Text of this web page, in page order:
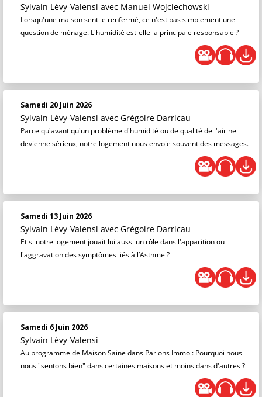
Sylvain Lévy-Valensi avec Manuel Wojciechowski
Lorsqu'une maison sent le renfermé, ce n'est pas simplement une
question de ménage. L'humidité est-elle la principale responsable ?
Samedi 20 Juin 2026
Sylvain Lévy-Valensi avec Grégoire Darricau
Parce qu'avant qu'un problème d'humidité ou de qualité de l'air ne
devienne sérieux, notre logement nous envoie souvent des messages.
Samedi 13 Juin 2026
Sylvain Lévy-Valensi avec Grégoire Darricau
Et si notre logement jouait lui aussi un rôle dans l'apparition ou
l'aggravation des symptômes liés à l’Asthme ?
Samedi 6 Juin 2026
Sylvain Lévy-Valensi
Au programme de Maison Saine dans Parlons Immo : Pourquoi nous
nous "sentons bien" dans certaines maisons et moins dans d'autres ?